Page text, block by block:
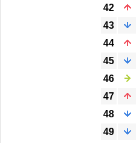
42
43
44
45
46
47
48
49